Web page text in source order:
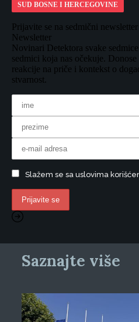
SUD BOSNE I HERCEGOVINE
Prijavite se na sedmični
Newsletter
Novinari Detektora svake
sedmici koja nas očekuje.
reakcije na priče i kontekst o
stvarnost.
Slažem se sa uslovima
Saznajte više